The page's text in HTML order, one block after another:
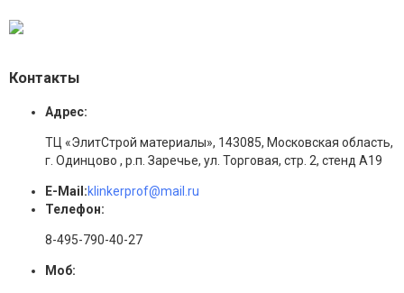
Контакты
Адрес:
ТЦ «ЭлитСтрой материалы», 143085, Московская область,
г. Одинцово , р.п. Заречье, ул. Торговая, стр. 2, стенд А19
E-Mail:klinkerprof@mail.ru
Телефон:
8-495-790-40-27
Моб: